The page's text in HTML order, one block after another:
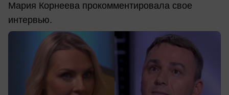
Мария Корнеева прокомментировала свое
интервью.